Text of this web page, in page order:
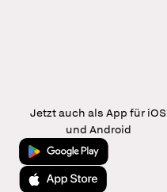
Jetzt auch als App für iOS
und Android
Jetzt bei Google Play
Laden im App Store